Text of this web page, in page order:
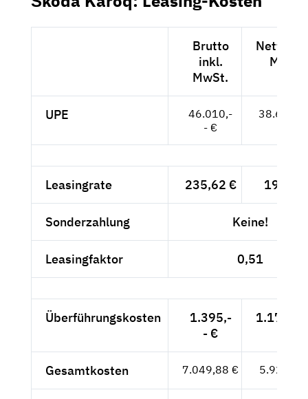
Brutto
inkl.
MwSt.
Netto
MwSt.
UPE
46.010,-
- €
Leasingrate 235,62 € 198,--
Sonderzahlung Keine!
Leasingfaktor 0,51
Überführungskosten
1.395,-
- €
Gesamtkosten 7.049,88 € 5.924,27